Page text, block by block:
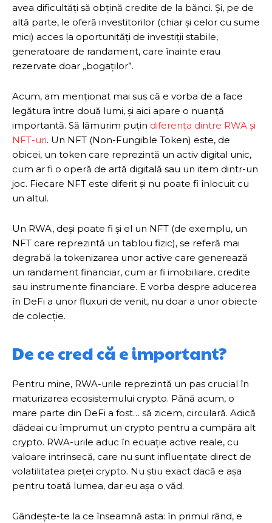
avea dificultăți să obțină credite de la bănci. Și, pe de
altă parte, le oferă investitorilor (chiar și celor cu sume
mici) acces la oportunități de investiții stabile,
generatoare de randament, care înainte erau
rezervate doar „bogaților”.
Acum, am menționat mai sus că e vorba de a face
legătura între două lumi, și aici apare o nuanță
importantă. Să lămurim puțin diferența dintre RWA și
NFT-uri. Un NFT (Non-Fungible Token) este, de
obicei, un token care reprezintă un activ digital unic,
cum ar fi o operă de artă digitală sau un item dintr-un
joc. Fiecare NFT este diferit și nu poate fi înlocuit cu
un altul.
Un RWA, deși poate fi și el un NFT (de exemplu, un
NFT care reprezintă un tablou fizic), se referă mai
degrabă la tokenizarea unor active care generează
un randament financiar, cum ar fi imobiliare, credite
sau instrumente financiare. E vorba despre aducerea
în DeFi a unor fluxuri de venit, nu doar a unor obiecte
de colecție.
De ce cred că e important?
Pentru mine, RWA-urile reprezintă un pas crucial în
maturizarea ecosistemului crypto. Până acum, o
mare parte din DeFi a fost… să zicem, circulară. Adică
dădeai cu împrumut un crypto pentru a cumpăra alt
crypto. RWA-urile aduc în ecuație active reale, cu
valoare intrinsecă, care nu sunt influențate direct de
volatilitatea pieței crypto. Nu știu exact dacă e așa
pentru toată lumea, dar eu așa o văd.
Gândește-te la ce înseamnă asta: în primul rând, e